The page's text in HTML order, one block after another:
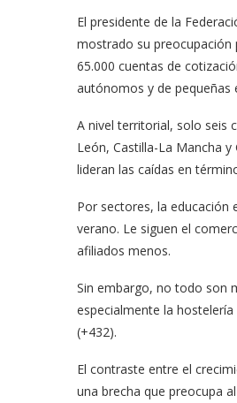
El presidente de la
mostrado su preocupación
65.000 cuentas de
autónomos y de pequeñas
A nivel territorial, solo seis
León, Castilla-La Mancha y
lideran las caídas en
Por sectores, la educación
verano. Le siguen el
afiliados menos.
Sin embargo, no todo son
especialmente la
(+432).
El contraste entre el
una brecha que preocupa